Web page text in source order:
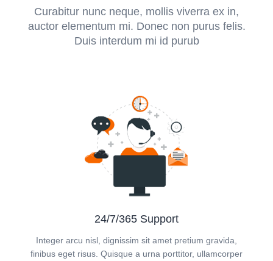
Curabitur nunc neque, mollis viverra ex in,
auctor elementum mi. Donec non purus felis.
Duis interdum mi id purub
24/7/365 Support
Integer arcu nisl, dignissim sit amet pretium gravida,
finibus eget risus. Quisque a urna porttitor, ullamcorper